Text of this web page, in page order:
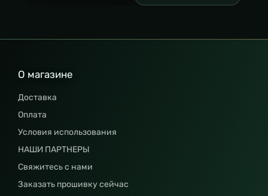
О магазине
Доставка
Оплата
Условия использования
НАШИ ПАРТНЕРЫ
Свяжитесь с нами
Заказать прошивку сейчас